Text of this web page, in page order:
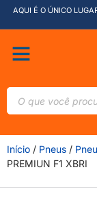
AQUI É O ÚNICO
Início / Pneus /
PREMIUN F1 XBRI